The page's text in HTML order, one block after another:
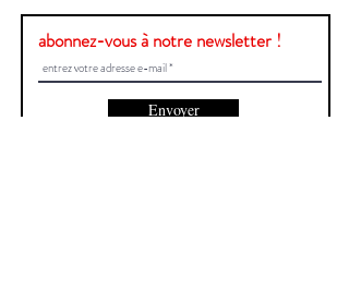
abonnez-vous à notre newsletter !
Envoyer